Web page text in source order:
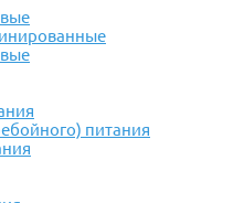
питания